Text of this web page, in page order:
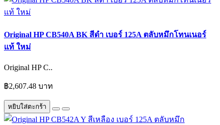
Original HP CB540A BK สีดำ เบอร์ 125A ตลับหมึกโทนเนอร์
แท้ ใหม่
Original HP C..
฿2,607.48 บาท
หยิบใส่ตะกร้า